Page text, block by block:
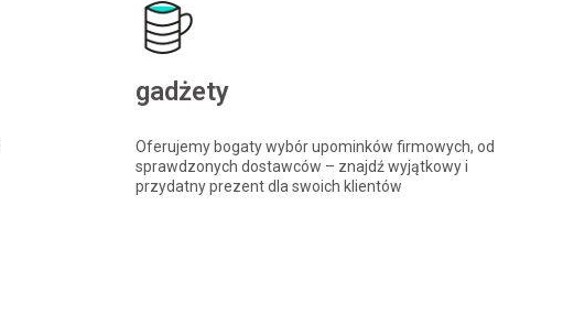
gadżety
Oferujemy bogaty wybór upominków firmowych, od
sprawdzonych dostawców – znajdź wyjątkowy i
przydatny prezent dla swoich klientów